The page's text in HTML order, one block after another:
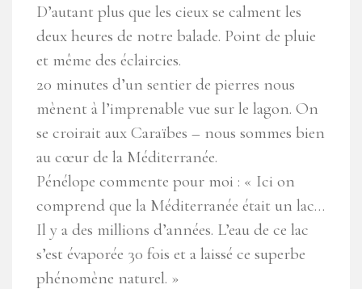
D’autant plus que les cieux se calment les
deux heures de notre balade. Point de pluie
et même des éclaircies.
20 minutes d’un sentier de pierres nous
mènent à l’imprenable vue sur le lagon. On
se croirait aux Caraïbes – nous sommes bien
au cœur de la Méditerranée.
Pénélope commente pour moi : « Ici on
comprend que la Méditerranée était un lac…
Il y a des millions d’années. L’eau de ce lac
s’est évaporée 30 fois et a laissé ce superbe
phénomène naturel. »